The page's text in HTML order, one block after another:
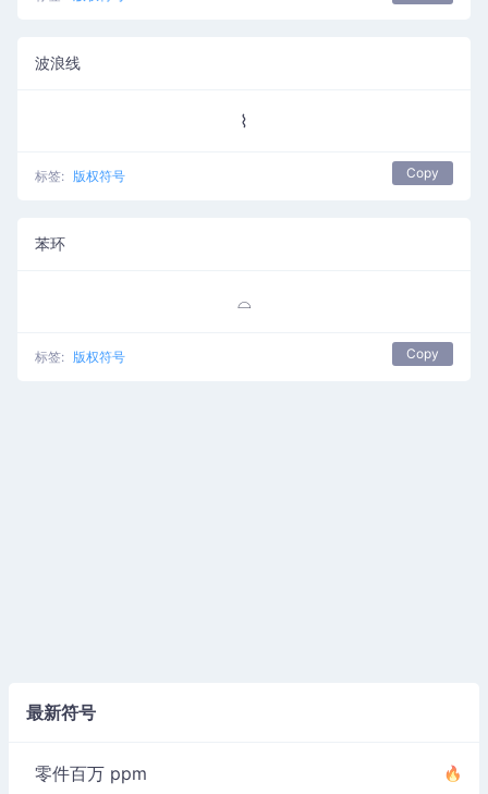
波浪线
⌇
标签: 版权符号 Copy
苯环
⌓
标签: 版权符号 Copy
最新符号
零件百万 ppm